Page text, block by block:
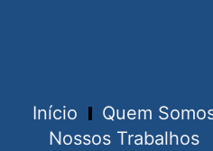
Início Quem
Nossos Trabalhos